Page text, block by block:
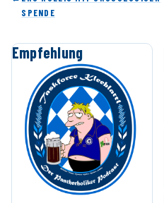
PENDE
Empfehlung